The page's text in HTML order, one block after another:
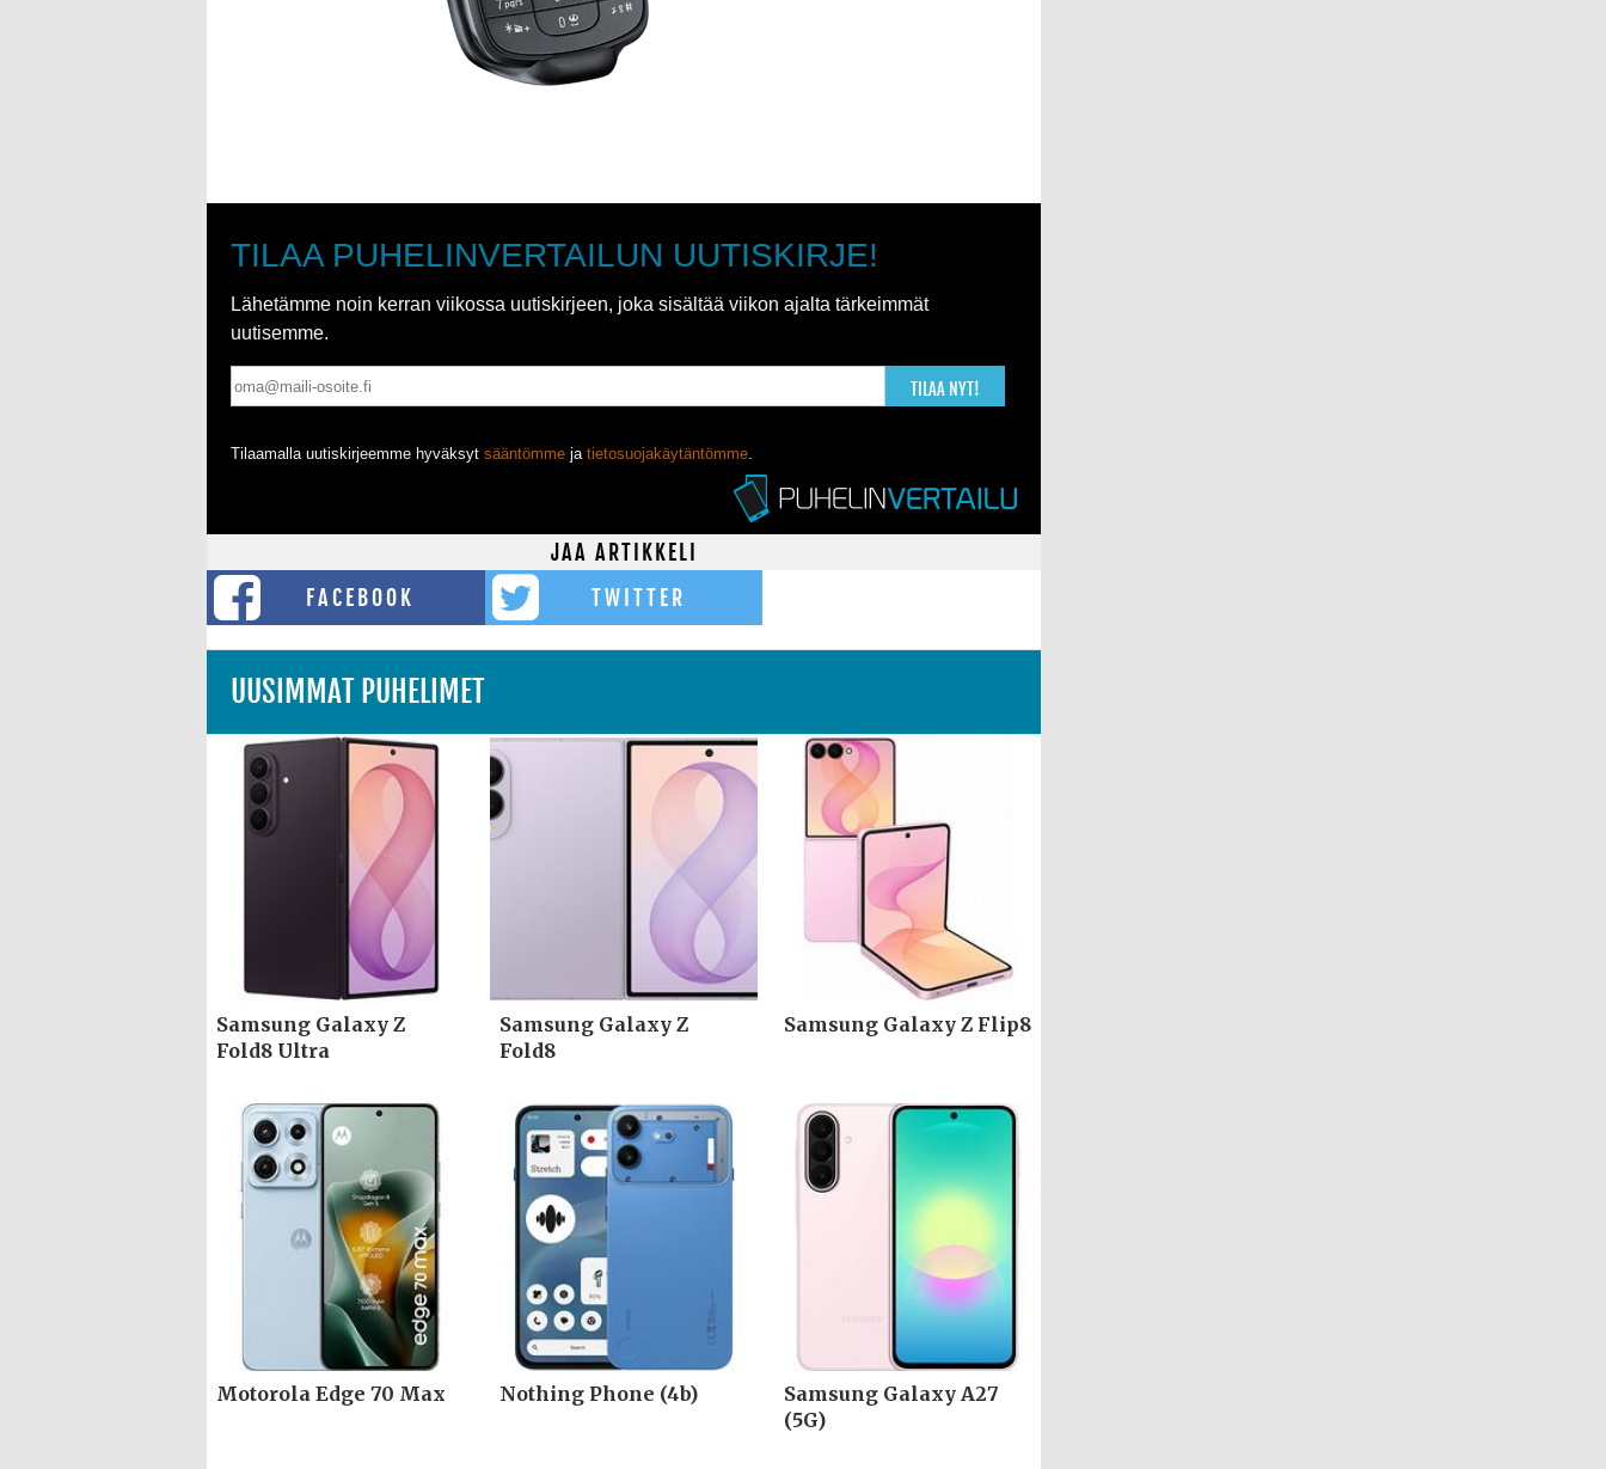
TILAA PUHELINVERTAILUN UUTISKIRJE!
Lähetämme noin kerran viikossa uutiskirjeen, joka sisältää viikon ajalta tärkeimmät
uutisemme.
TILAA NYT!
Tilaamalla uutiskirjeemme hyväksyt sääntömme ja tietosuojakäytäntömme.
JAA ARTIKKELI
FACEBOOK
TWITTER
UUSIMMAT PUHELIMET
Samsung Galaxy Z
Fold8 Ultra
Samsung Galaxy Z
Fold8
Samsung Galaxy Z Flip8
Motorola Edge 70 Max Nothing Phone (4b)
Samsung Galaxy A27
(5G)